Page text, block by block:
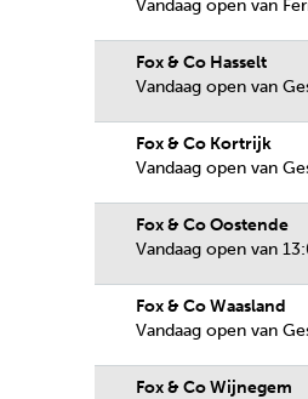
Vandaag open van
Fox & Co Hasselt
Vandaag open van
Fox & Co Kortrijk
Vandaag open van
Fox & Co Oostende
Vandaag open van
Fox & Co Waasland
Vandaag open van
Fox & Co Wijnegem